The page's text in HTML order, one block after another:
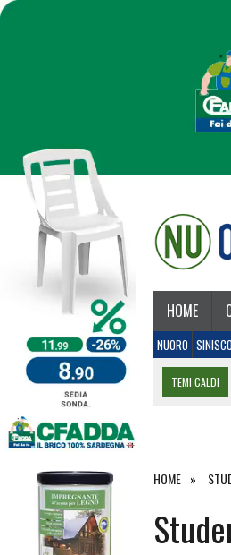
HOME
NUORO
TEMI CALDI
27 LUGLIO
HOME